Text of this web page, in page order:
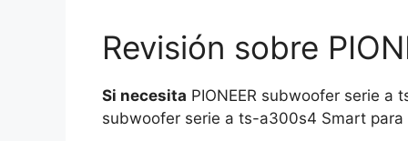
Revisión sobre
Si necesita PIONEER subwoofer serie a
subwoofer serie a ts-a300s4 Smart